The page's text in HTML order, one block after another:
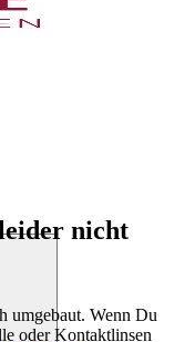
nicht
umgebaut. Wenn Du
oder Kontaktlinsen